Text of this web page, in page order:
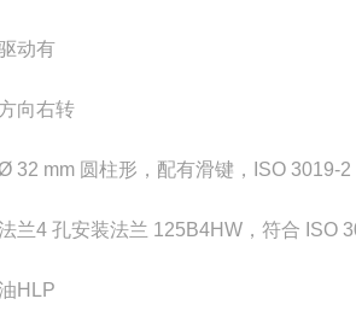
动有
向右转
32 mm 圆柱形，配有滑键，ISO 3019-2
兰4 孔安装法兰 125B4HW，符合 ISO
HLP